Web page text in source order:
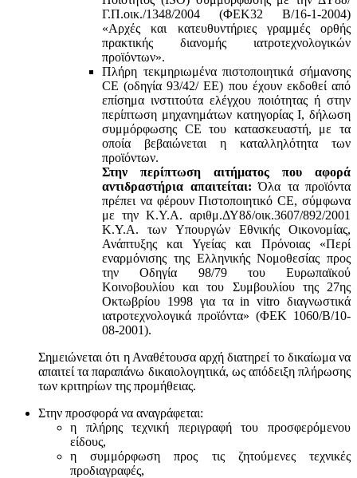
Γ.Π.οικ./1348/2004 (ΦΕΚ32 Β/16-1-2004)
«Αρχές και κατευθυντήριες γραμμές ορθής
πρακτικής διανομής ιατροτεχνολογικών
προϊόντων».
Πλήρη τεκμηριωμένα πιστοποιητικά σήμανσης
CE (οδηγία 93/42/ ΕΕ) που έχουν εκδοθεί από
επίσημα ινστιτούτα ελέγχου ποιότητας ή στην
περίπτωση μηχανημάτων κατηγορίας Ι, δήλωση
συμμόρφωσης CE του κατασκευαστή, με τα
οποία βεβαιώνεται η καταλληλότητα των
προϊόντων.
Στην περίπτωση αιτήματος που αφορά
αντιδραστήρια απαιτείται: Όλα τα προϊόντα
πρέπει να φέρουν Πιστοποιητικό CE, σύμφωνα
με την Κ.Υ.Α. αριθμ.ΔΥ8δ/οικ.3607/892/2001
Κ.Υ.Α. των Υπουργών Εθνικής Οικονομίας,
Ανάπτυξης και Υγείας και Πρόνοιας «Περί
εναρμόνισης της Ελληνικής Νομοθεσίας προς
την Οδηγία 98/79 του Ευρωπαϊκού
Κοινοβουλίου και του Συμβουλίου της 27ης
Οκτωβρίου 1998 για τα in vitro διαγνωστικά
ιατροτεχνολογικά προϊόντα» (ΦΕΚ 1060/Β/10-
08-2001).
Σημειώνεται ότι η Αναθέτουσα αρχή διατηρεί το δικαίωμα να
απαιτεί τα παραπάνω δικαιολογητικά, ως απόδειξη πλήρωσης
των κριτηρίων της προμήθειας.
Στην προσφορά να αναγράφεται:
η πλήρης τεχνική περιγραφή του προσφερόμενου
είδους,
η συμμόρφωση προς τις ζητούμενες τεχνικές
προδιαγραφές,